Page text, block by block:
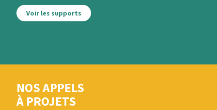
Voir les supports
NOS APPELS
À PROJETS